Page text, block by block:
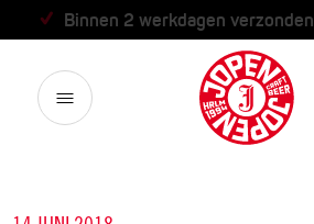
Binnen 2 werkdagen verzonden